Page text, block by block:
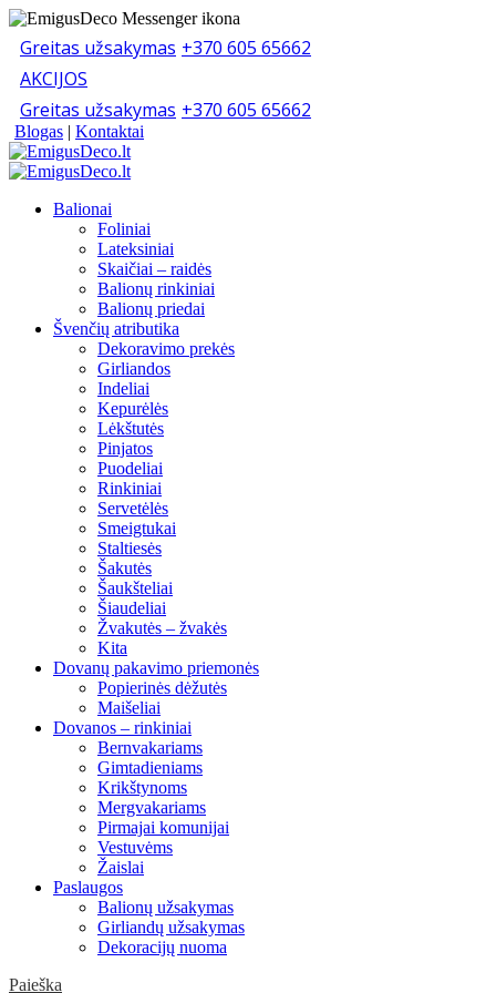
Greitas užsakymas +370 605 65662
AKCIJOS
Greitas užsakymas +370 605 65662
Blogas | Kontaktai
Balionai
Foliniai
Lateksiniai
Skaičiai – raidės
Balionų rinkiniai
Balionų priedai
Švenčių atributika
Dekoravimo prekės
Girliandos
Indeliai
Kepurėlės
Lėkštutės
Pinjatos
Puodeliai
Rinkiniai
Servetėlės
Smeigtukai
Staltiesės
Šakutės
Šaukšteliai
Šiaudeliai
Žvakutės – žvakės
Kita
Dovanų pakavimo priemonės
Popierinės dėžutės
Maišeliai
Dovanos – rinkiniai
Bernvakariams
Gimtadieniams
Krikštynoms
Mergvakariams
Pirmajai komunijai
Vestuvėms
Žaislai
Paslaugos
Balionų užsakymas
Girliandų užsakymas
Dekoracijų nuoma
Paieška